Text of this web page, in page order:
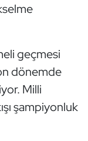
geçmesi
dönemde
Milli
şampiyonluk